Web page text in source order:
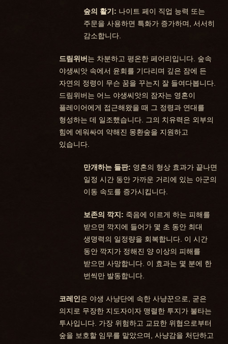
숲의 활기: 나이트 페이 직업 능력 또는
주문을 사용하면 특화가 증가하며, 서서히
감소합니다.
드림위버 는 차분하고 평온한 페어리입니다. 숲속
야생씨앗 속에서 윤회를 기다리며 깊은 잠에 든
자연의 정령이 무슨 꿈을 꾸는지 잘 들여다봅니다.
드림위버는 어느 야생씨앗의 잠자는 영혼이
플레이어에게 접근해왔을 때 그 정령과 연대를
형성하는 데 일조했습니다. 그의 치유력은 외부의
힘에 에워싸여 약해진 몽환숲을 지원하고
있습니다.
만개하는 들판: 영혼의 형상 효과가 끝나면
일정 시간 동안 가까운 거리에 있는 아군의
이동 속도를 증가시킵니다.
보존의 깍지: 죽음에 이르게 하는 피해를
받으면 깍지에 들어가 몇 초 동안 최대
생명력의 일정량을 회복합니다. 이 시간
동안 깍지가 정해진 양 이상의 피해를
받으면 사망합니다. 이 효과는 몇 분에 한
번씩만 발동합니다.
코레인 은 야생 사냥단에 속한 사냥꾼으로, 굳은
의지로 무장한 지도자이자 맹렬한 투지가 불타는
투사입니다. 가장 위험하고 교묘한 위협으로부터
숲을 보호할 임무를 맡았으며, 사냥감을 처단하고